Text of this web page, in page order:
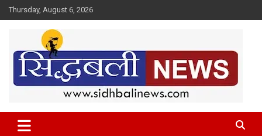
Skip
to
Thursday, August 6, 2026
Sidhbali News